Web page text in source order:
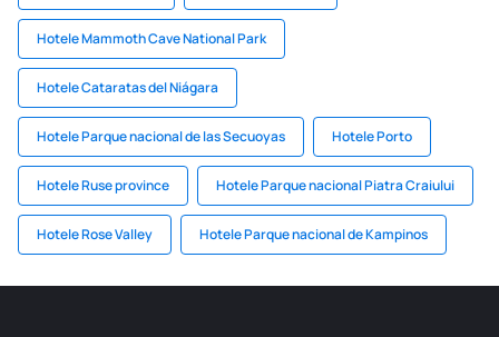
Hotele Mammoth Cave National Park
Hotele Cataratas del Niágara
Hotele Parque nacional de las Secuoyas Hotele Porto
Hotele Ruse province Hotele Parque nacional Piatra Craiului
Hotele Rose Valley Hotele Parque nacional de Kampinos